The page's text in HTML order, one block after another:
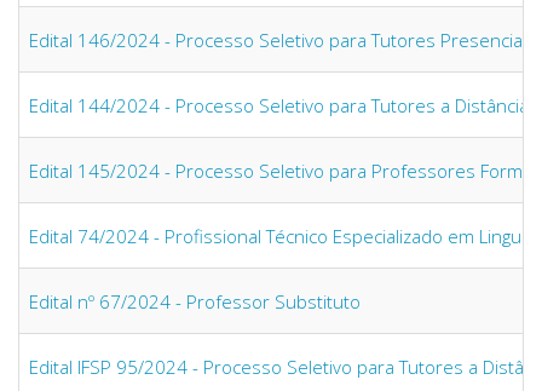
Edital 146/2024 - Processo Seletivo para Tutores Presenciais
Edital 144/2024 - Processo Seletivo para Tutores a Distância
Edital 145/2024 - Processo Seletivo para Professores
Edital 74/2024 - Profissional Técnico Especializado em
Edital nº 67/2024 - Professor Substituto
Edital IFSP 95/2024 - Processo Seletivo para Tutores a